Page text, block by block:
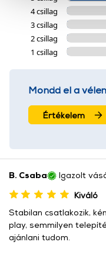
szolgáltatásaink
használatával Ön
További információk:
4 csillag
3 csillag
2 csillag
1 csillag
Mondd el a
Értékelem
B. Csaba Igazolt
Kiváló
Stabilan csatlakozik,
play, semmilyen
ajánlani tudom.